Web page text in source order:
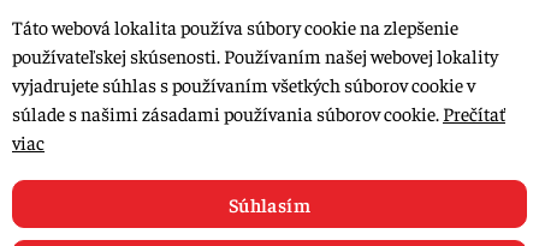
Kontakt
© 2015-2026, LIANA GOLIAŠ s.r.o. všetky práva vyhradené.
Upraviť nastavenia Cookies
Táto webová lokalita používa súbory cookie na zlepšenie
používateľskej skúsenosti. Používaním našej webovej lokality
vyjadrujete súhlas s používaním všetkých súborov cookie v
súlade s našimi zásadami používania súborov cookie. Prečítať
viac
Súhlasím